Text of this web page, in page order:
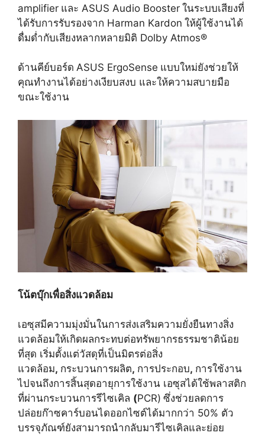
amplifier และ ASUS Audio Booster ในระบบเสียงที่
ได้รับการรับรองจาก Harman Kardon ให้ผู้ใช้งานได้
ดื่มด่ำกับเสียงหลากหลายมิติ Dolby Atmos®
ด้านคีย์บอร์ด ASUS ErgoSense แบบใหม่ยังช่วยให้
คุณทำงานได้อย่างเงียบสงบ และให้ความสบายมือ
ขณะใช้งาน
โน้ตบุ๊กเพื่อสิ่งแวดล้อม
เอซุสมีความมุ่งมั่นในการส่งเสริมความยั่งยืนทางสิ่ง
แวดล้อมให้เกิดผลกระทบต่อทรัพยากรธรรมชาติน้อย
ที่สุด เริ่มตั้งแต่วัสดุที่เป็นมิตรต่อสิ่ง
แวดล้อม, กระบวนการผลิต, การประกอบ, การใช้งาน
ไปจนถึงการสิ้นสุดอายุการใช้งาน เอซุสได้ใช้พลาสติก
ที่ผ่านกระบวนการรีไซเคิล (PCR) ซึ่งช่วยลดการ
ปล่อยก๊าซคาร์บอนไดออกไซต์ได้มากกว่า 50% ตัว
บรรจุภัณฑ์ยังสามารถนำกลับมารีไซเคิลและย่อย